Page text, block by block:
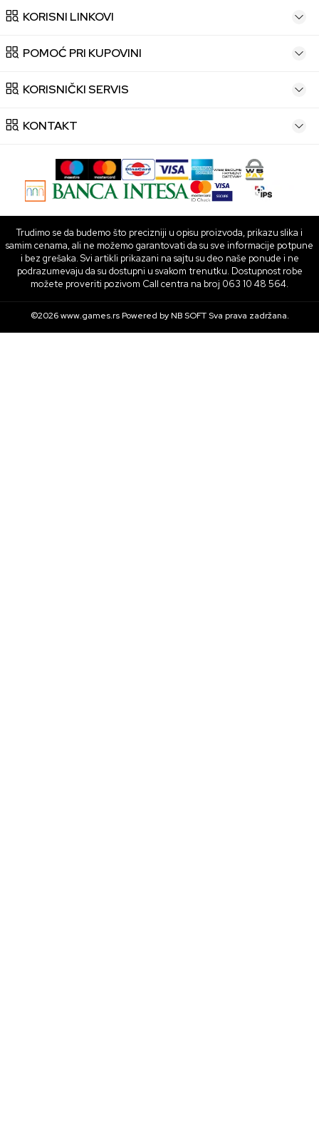
KORISNI LINKOVI
POMOĆ PRI KUPOVINI
KORISNIČKI SERVIS
KONTAKT
Trudimo se da budemo što precizniji u opisu proizvoda, prikazu slika i
samim cenama, ali ne možemo garantovati da su sve informacije potpune
i bez grešaka. Svi artikli prikazani na sajtu su deo naše ponude i ne
podrazumevaju da su dostupni u svakom trenutku. Dostupnost robe
možete proveriti pozivom Call centra na broj 063 10 48 564.
©2026www.games.rs Powered byNB SOFTSva prava zadržana.